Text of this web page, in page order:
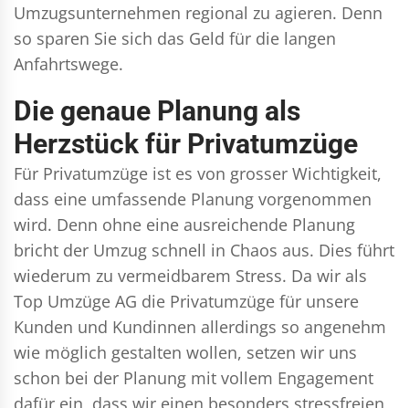
Umzugsunternehmen regional zu agieren. Denn
so sparen Sie sich das Geld für die langen
Anfahrtswege.
Die genaue Planung als
Herzstück für Privatumzüge
Für Privatumzüge ist es von grosser Wichtigkeit,
dass eine umfassende Planung vorgenommen
wird. Denn ohne eine ausreichende Planung
bricht der Umzug schnell in Chaos aus. Dies führt
wiederum zu vermeidbarem Stress. Da wir als
Top Umzüge AG die Privatumzüge für unsere
Kunden und Kundinnen allerdings so angenehm
wie möglich gestalten wollen, setzen wir uns
schon bei der Planung mit vollem Engagement
dafür ein, dass wir einen besonders stressfreien